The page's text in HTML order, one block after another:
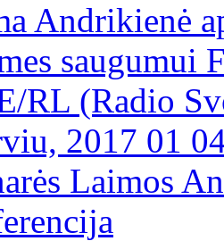
Andrikienė
saugumui
RL (Radio
2017 01
Laimos